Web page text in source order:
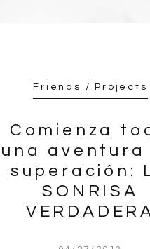
Friends / Projects
Comienza
una aventura
superación:
SONRISA